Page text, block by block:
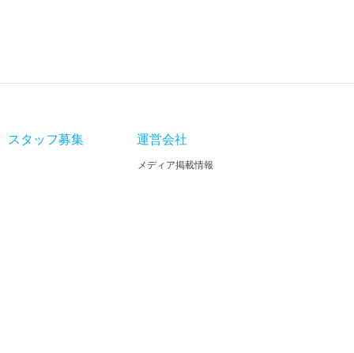
スタッフ募集 運営会社
メディア掲載情報